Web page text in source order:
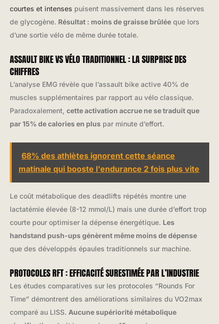
courtes et intenses puisent massivement dans les réserves
de glycogène. Résultat : moins de graisse brûlée que lors
d’une sortie vélo de même durée totale.
ASSAULT BIKE VS VÉLO TRADITIONNEL : LA SURPRISE DES
CHIFFRES
L’analyse EMG révèle que l’assault bike active 40% de
muscles supplémentaires par rapport au vélo classique.
Paradoxalement, cette activation accrue ne se traduit que
par 15% de calories en plus par minute d’effort.
68% des athlètes ignorent cette séance
matinale qui booste l'endurance 2 fois plus vite
Le coût métabolique des deadlifts répétés montre une
lactatémie élevée (8-12 mmol/L) mais une durée d’effort trop
courte pour optimiser la dépense énergétique. Les
handstand push-ups génèrent même moins de dépense
que des développés épaules traditionnels sur machine.
PROTOCOLES RFT : EFFICACITÉ SURESTIMÉE PAR L’INDUSTRIE
Les études comparatives sur les protocoles “Rounds For
Time” démontrent des améliorations similaires du VO2max
comparé au LISS. Aucune supériorité métabolique